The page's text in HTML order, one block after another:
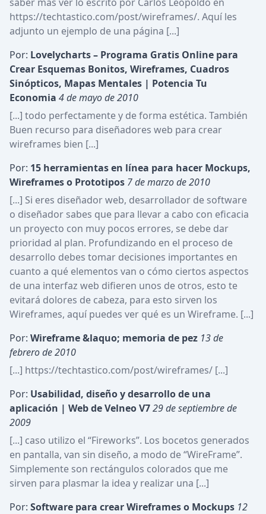
https://techtastico.com/post/wireframes/. Aquí les
adjunto un ejemplo de una página [...]
Por: Lovelycharts – Programa Gratis Online para
Crear Esquemas Bonitos, Wireframes, Cuadros
Sinópticos, Mapas Mentales | Potencia Tu
Economia 4 de mayo de 2010
[...] todo perfectamente y de forma estética. También
Buen recurso para diseñadores web para crear
wireframes bien [...]
Por: 15 herramientas en línea para hacer Mockups,
Wireframes o Prototipos 7 de marzo de 2010
[...] Si eres diseñador web, desarrollador de software
o diseñador sabes que para llevar a cabo con eficacia
un proyecto con muy pocos errores, se debe dar
prioridad al plan. Profundizando en el proceso de
desarrollo debes tomar decisiones importantes en
cuanto a qué elementos van o cómo ciertos aspectos
de una interfaz web difieren unos de otros, esto te
evitará dolores de cabeza, para esto sirven los
Wireframes, aquí puedes ver qué es un Wireframe. [...]
Por: Wireframe &laquo; memoria de pez 13 de
febrero de 2010
[...] https://techtastico.com/post/wireframes/ [...]
Por: Usabilidad, diseño y desarrollo de una
aplicación | Web de Velneo V729 de septiembre de
2009
[...] caso utilizo el “Fireworks”. Los bocetos generados
en pantalla, van sin diseño, a modo de “WireFrame”.
Simplemente son rectángulos colorados que me
sirven para plasmar la idea y realizar una [...]
Por: Software para crear Wireframes o Mockups 12